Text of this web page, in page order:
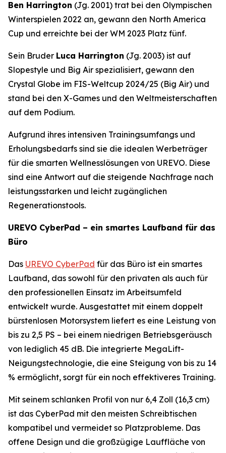
Ben Harrington (Jg. 2001) trat bei den Olympischen
Winterspielen 2022 an, gewann den North America
Cup und erreichte bei der WM 2023 Platz fünf.
Sein Bruder Luca Harrington (Jg. 2003) ist auf
Slopestyle und Big Air spezialisiert, gewann den
Crystal Globe im FIS-Weltcup 2024/25 (Big Air) und
stand bei den X-Games und den Weltmeisterschaften
auf dem Podium.
Aufgrund ihres intensiven Trainingsumfangs und
Erholungsbedarfs sind sie die idealen Werbeträger
für die smarten Wellnesslösungen von UREVO. Diese
sind eine Antwort auf die steigende Nachfrage nach
leistungsstarken und leicht zugänglichen
Regenerationstools.
UREVO CyberPad – ein smartes Laufband für das
Büro
Das UREVO CyberPad für das Büro ist ein smartes
Laufband, das sowohl für den privaten als auch für
den professionellen Einsatz im Arbeitsumfeld
entwickelt wurde. Ausgestattet mit einem doppelt
bürstenlosen Motorsystem liefert es eine Leistung von
bis zu 2,5 PS – bei einem niedrigen Betriebsgeräusch
von lediglich 45 dB. Die integrierte MegaLift-
Neigungstechnologie, die eine Steigung von bis zu 14
% ermöglicht, sorgt für ein noch effektiveres Training.
Mit seinem schlanken Profil von nur 6,4 Zoll (16,3 cm)
ist das CyberPad mit den meisten Schreibtischen
kompatibel und vermeidet so Platzprobleme. Das
offene Design und die großzügige Lauffläche von